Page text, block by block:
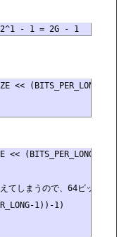
MAX_NON_LFS=((1UL<<31) - 1)=2^30x2^1 - 1 = 2G - 1
<< (BITS_PER_LONG-
<< (BITS_PER_LONG-1))-
しまうので、64ビットの符
1))-1)